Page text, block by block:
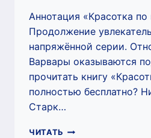
Аннотация «Красотка по
Продолжение
напряжённой серии.
Варвары оказываются
прочитать книгу
полностью бесплатно?
Старк…
ЧИТАТЬ КРАСОТКА